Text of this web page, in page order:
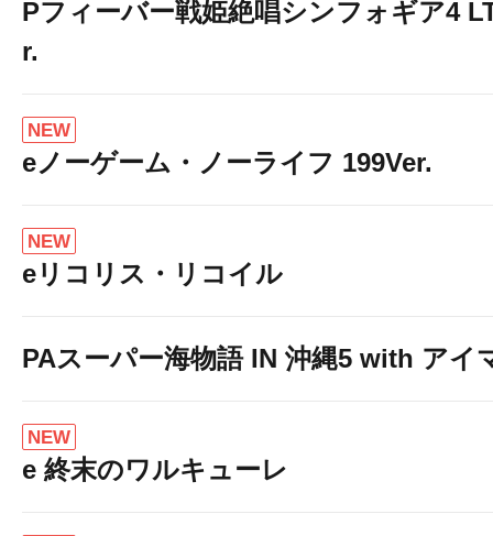
Pフィーバー戦姫絶唱シンフォギア4
r.
NEW
eノーゲーム・ノーライフ 199Ver.
NEW
eリコリス・リコイル
PAスーパー海物語 IN 沖縄5 with アイ
NEW
e 終末のワルキューレ